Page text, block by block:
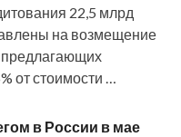
22,5 млрд
на возмещение
от стоимости …
в России в мае